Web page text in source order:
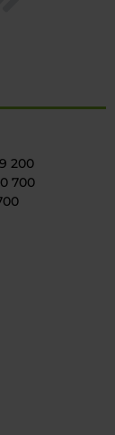
200
700